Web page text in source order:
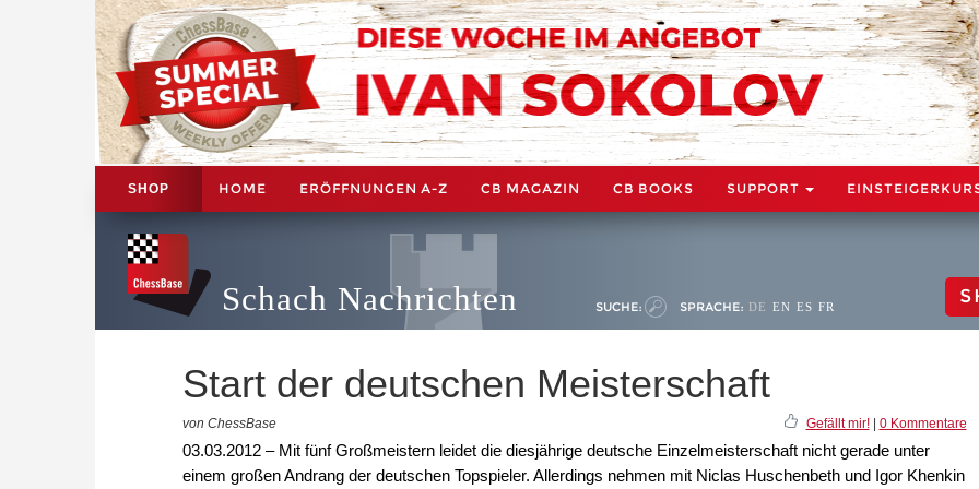
SHOP HOME ERÖFFNUNGEN A-Z CB MAGAZIN CB BOOKS SUPPORT
Schach Nachrichten SUCHE: SPRACHE: DE EN ES FR
Start der deutschen Meisterschaft
von ChessBase Gefällt mir!| 0 Kommentare
03.03.2012 – Mit fünf Großmeistern leidet die diesjährige deutsche Einzelmeisterschaft nicht gerade unter
einem großen Andrang der deutschen Topspieler. Allerdings nehmen mit Niclas Huschenbeth und Igor Khenkin